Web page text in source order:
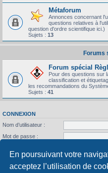
En poursuivant votre
acceptez l’utilisation de
Métaforum
Annonces concernant
questions relatives à
question d'ordre scientifique ici.)
Sujets : 13
Forums
Forum spécial
Pour des questions sur
classification et
les recommandations du
Sujets : 41
CONNEXION
Nom d’utilisateur :
Mot de passe :
STATISTIQUES